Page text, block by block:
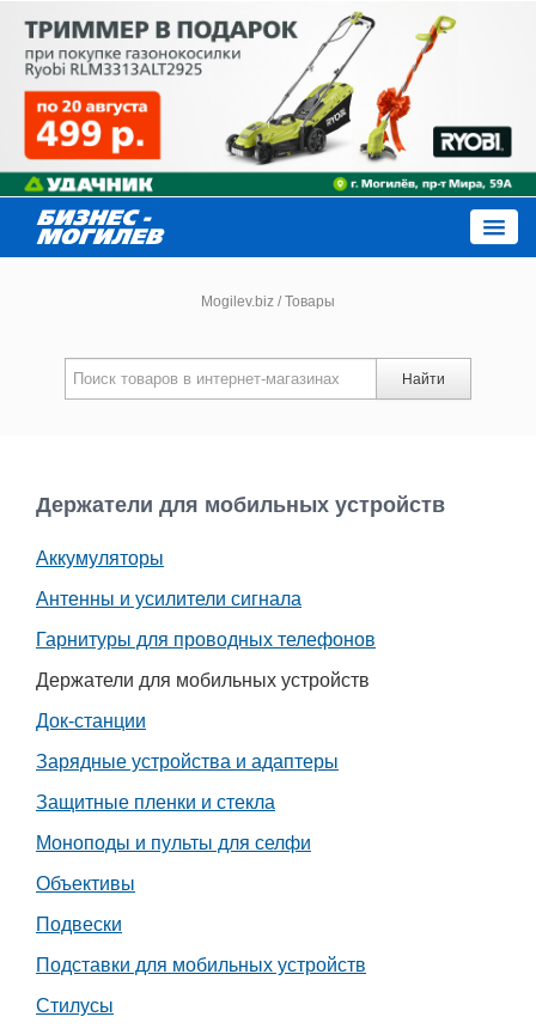
Новости компаний
Каталог
Работа
Объявления
Погода
Еще
Mogilev.biz /Товары
Найти
Держатели для мобильных устройств
Аккумуляторы
Антенны и усилители сигнала
Гарнитуры для проводных телефонов
Держатели для мобильных устройств
Док-станции
Зарядные устройства и адаптеры
Защитные пленки и стекла
Моноподы и пульты для селфи
Объективы
Подвески
Подставки для мобильных устройств
Стилусы